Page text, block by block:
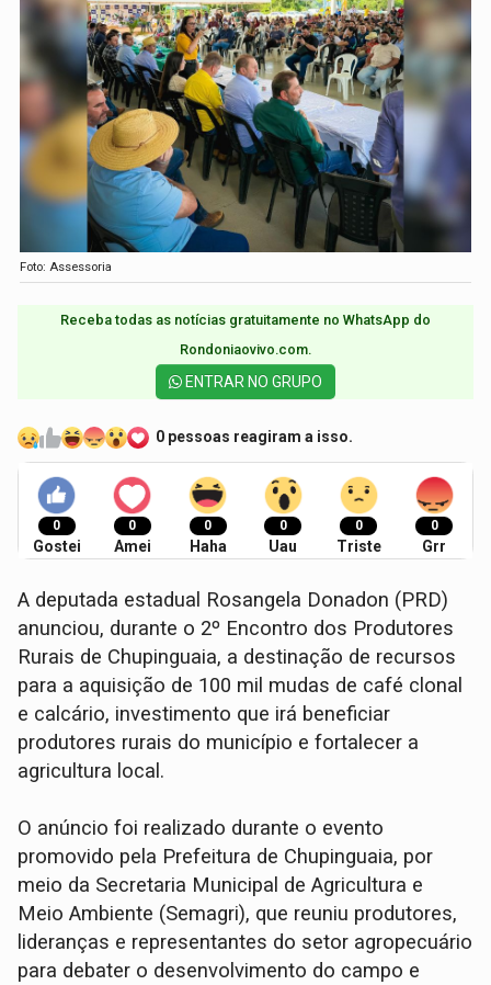
Foto: Assessoria
Receba todas as notícias gratuitamente no WhatsApp do
Rondoniaovivo.com.​
ENTRAR NO GRUPO
0 pessoas reagiram a isso.
0
Gostei
0
Amei
0
Haha
0
Uau
0
Triste
0
Grr
A deputada estadual Rosangela Donadon (PRD)
anunciou, durante o 2º Encontro dos Produtores
Rurais de Chupinguaia, a destinação de recursos
para a aquisição de 100 mil mudas de café clonal
e calcário, investimento que irá beneficiar
produtores rurais do município e fortalecer a
agricultura local.
O anúncio foi realizado durante o evento
promovido pela Prefeitura de Chupinguaia, por
meio da Secretaria Municipal de Agricultura e
Meio Ambiente (Semagri), que reuniu produtores,
lideranças e representantes do setor agropecuário
para debater o desenvolvimento do campo e